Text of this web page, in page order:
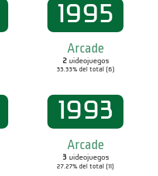
1995
Arcade
2videojuegos
33.33% del total (6)
1993
Arcade
3videojuegos
27.27% del total (11)